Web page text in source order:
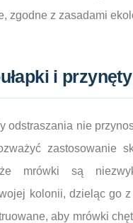
zgodne z zasadami
i
odstraszania nie
zastosowanie
mrówki są
kolonii, dzieląc go
aby mrówki